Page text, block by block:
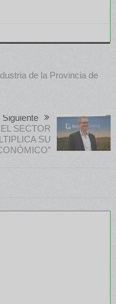
de la Provincia de
Siguiente
SECTOR
SU